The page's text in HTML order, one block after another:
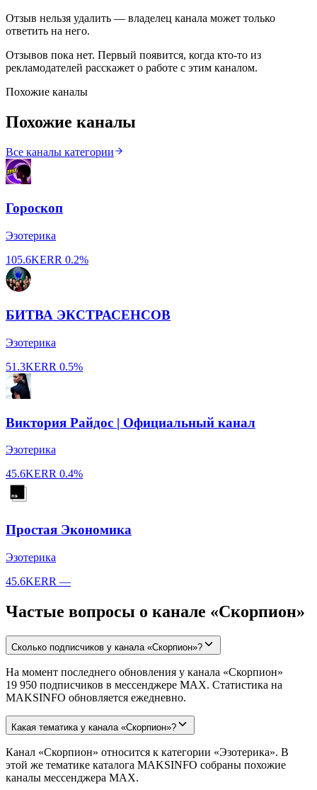
Отзыв нельзя удалить — владелец канала может только
ответить на него.
Отзывов пока нет. Первый появится, когда кто-то из
рекламодателей расскажет о работе с этим каналом.
Похожие каналы
Похожие каналы
Все каналы категории
Гороскоп
Эзотерика
105.6KERR 0.2%
БИТВА ЭКСТРАСЕНСОВ
Эзотерика
51.3KERR 0.5%
Виктория Райдос | Официальный канал
Эзотерика
45.6KERR 0.4%
Простая Экономика
Эзотерика
45.6KERR —
Частые вопросы о канале «Скорпион»
Сколько подписчиков у канала «Скорпион»?
На момент последнего обновления у канала «Скорпион»
19 950 подписчиков в мессенджере MAX. Статистика на
MAKSINFO обновляется ежедневно.
Какая тематика у канала «Скорпион»?
Канал «Скорпион» относится к категории «Эзотерика». В
этой же тематике каталога MAKSINFO собраны похожие
каналы мессенджера MAX.